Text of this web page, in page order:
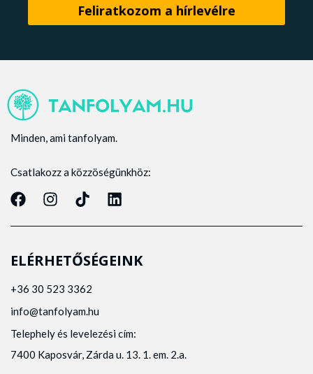
Minden, ami tanfolyam.
Csatlakozz a közzöségünkhöz:
ELÉRHETŐSÉGEINK
+36 30 523 3362
info@tanfolyam.hu
Telephely és levelezési cím:
7400 Kaposvár, Zárda u. 13. 1. em. 2.a.